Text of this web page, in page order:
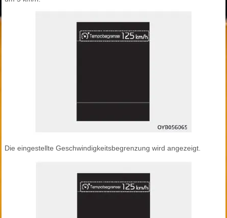
Die eingestellte Geschwindigkeitsbegrenzung wird angezeigt.